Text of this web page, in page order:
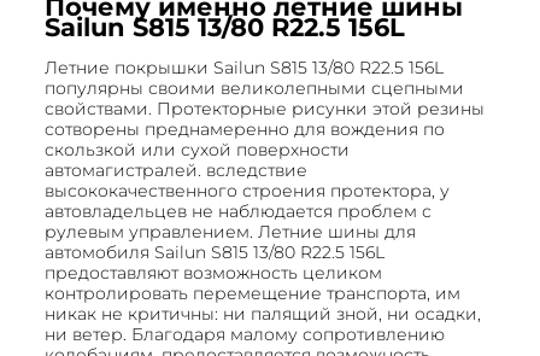
Почему именно летние шины
Sailun S815 13/80 R22.5 156L
Летние покрышки Sailun S815 13/80 R22.5 156L
популярны своими великолепными сцепными
свойствами. Протекторные рисунки этой резины
сотворены преднамеренно для вождения по
скользкой или сухой поверхности
автомагистралей. вследствие
высококачественного строения протектора, у
автовладельцев не наблюдается проблем с
рулевым управлением. Летние шины для
автомобиля Sailun S815 13/80 R22.5 156L
предоставляют возможность целиком
контролировать перемещение транспорта, им
никак не критичны: ни палящий зной, ни осадки,
ни ветер. Благодаря малому сопротивлению